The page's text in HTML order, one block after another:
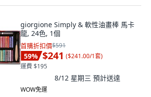
giorgione Simply & 軟性油畫棒 馬卡
龍, 24色, 1個
首購折扣價$591
59% $241 ($241.00/1套)
運費 $195
8/12 星期三 預計送達
WOW免運